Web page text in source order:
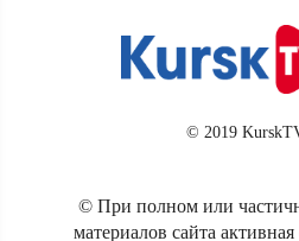
© 2019
© При полном или
материалов сайта